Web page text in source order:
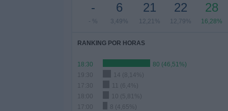
-
- %
6
3,49%
21
12,21%
22
12,79%
28
16,28%
RANKING POR HORAS
18:30
80 (46,51%)
19:30
14 (8,14%)
17:30
11 (6,4%)
18:00
10 (5,81%)
17:00
8 (4,65%)